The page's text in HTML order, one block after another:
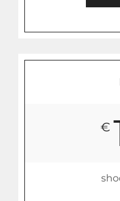
€